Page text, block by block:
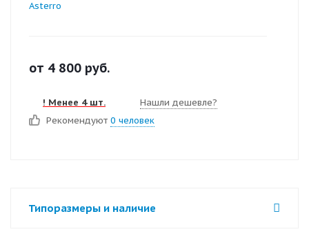
Asterro
от 4 800 руб.
! Менее 4 шт.
Нашли дешевле?
Рекомендуют 0 человек
Типоразмеры и наличие